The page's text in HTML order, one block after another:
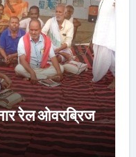
रेल ओवरब्रिज